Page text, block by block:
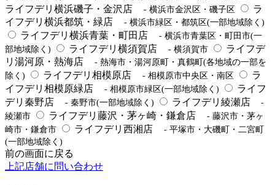
ライフデリ横浜磯子・金沢店 - 横浜市金沢区・磯子区
ラ
イフデリ横浜都筑・緑店
- 横浜市緑区・都筑区(一部地域除く)
ライフデリ横浜青葉・町田店
- 横浜市青葉区・町田市(一
部地域除く)
ライフデリ横須賀店 - 横須賀市
ライフデ
リ湯河原・熱海店
- 熱海市・湯河原町・真鶴町(各地域の一部を
除く)
ライフデリ相模原店 - 相模原市中央区・南区
ラ
イフデリ相模原緑店
- 相模原市緑区(一部地域除く)
ライフ
デリ秦野店
- 秦野市(一部地域除く) ライフデリ綾瀬店
-
綾瀬市
ライフデリ藤沢・茅ヶ崎・鎌倉店
- 藤沢市・茅ヶ
崎市・鎌倉市
ライフデリ西湘店
- 平塚市・大磯町・二宮町
(一部地域除く)
前の画面に戻る
上記店舗に問い合わせ